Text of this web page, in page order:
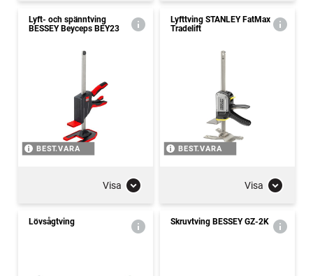
Lyft- och spänntving
BESSEY Beyceps BEY23
BEST.VARA
Visa
Lyfttving STANLEY FatMax
Tradelift
BEST.VARA
Visa
Lövsågtving Skruvtving BESSEY GZ-2K